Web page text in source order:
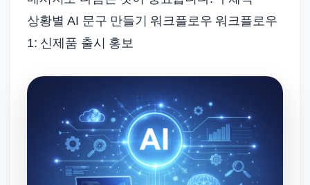
상황별 AI 문구 만들기 워크플로우 워크플로우
1: 신제품 출시 홍보